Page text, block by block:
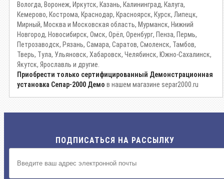
Вологда, Воронеж, Иркутск, Казань, Калининград, Калуга,
Кемерово, Кострома, Краснодар, Красноярск, Курск, Липецк,
Мирный, Москва и Московская область, Мурманск, Нижний
Новгород, Новосибирск, Омск, Орёл, Оренбург, Пенза, Пермь,
Петрозаводск, Рязань, Самара, Саратов, Смоленск, Тамбов,
Тверь, Тула, Ульяновск, Хабаровск, Челябинск, Южно-Сахалинск,
Якутск, Ярославль и другие.
Приобрести только сертифицированный Демонстрационная
установка Сепар-2000 Демо в нашем магазине separ2000.ru
ПОДПИСАТЬСЯ НА РАССЫЛКУ